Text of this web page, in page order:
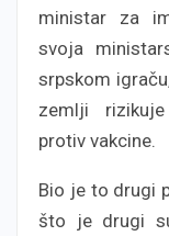
ministar za
svoja
srpskom
zemlji
protiv vakcine.
Bio je to drugi
što je drugi